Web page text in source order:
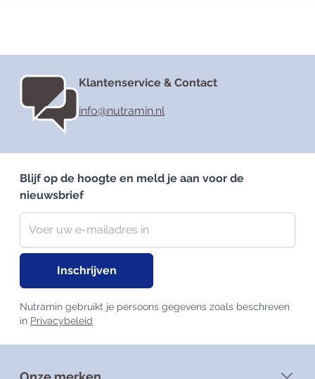
Klantenservice & Contact
info@nutramin.nl
Blijf op de hoogte en meld je aan voor de
nieuwsbrief
Nieuwsbrief
E-mailadres
Inschrijven
Nutramin gebruikt je persoons gegevens zoals beschreven
in Privacybeleid